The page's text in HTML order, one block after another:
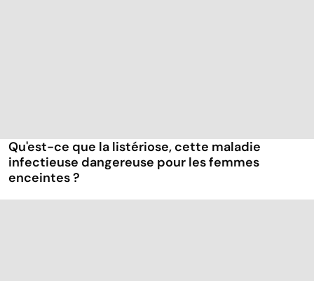
Qu'est-ce que la listériose, cette maladie
infectieuse dangereuse pour les femmes
enceintes ?